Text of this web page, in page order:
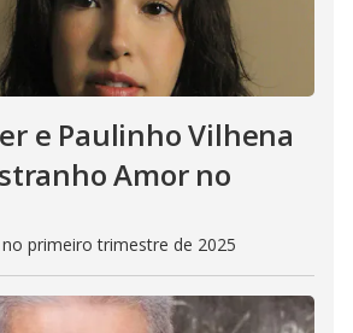
e Paulinho Vilhena
Amor no
primeiro trimestre de 2025